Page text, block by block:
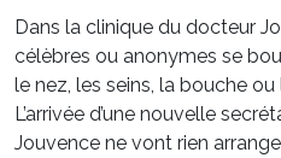
Dans la clinique du docteur
célèbres ou anonymes se
le nez, les seins, la bouche ou
L’arrivée d’une nouvelle
Jouvence ne vont rien